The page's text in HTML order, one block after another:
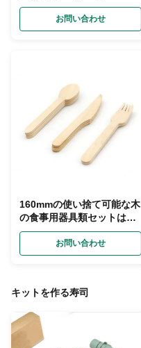
ー優れた使い捨て可能な木
の食事用器具類
お問い合わせ
160mmの使い捨て可能な木
の食事用器具類セットは、
有機性タケ道具をスプーン
でつぐナイフのフォークを
包んだ
お問い合わせ
キットを作る寿司